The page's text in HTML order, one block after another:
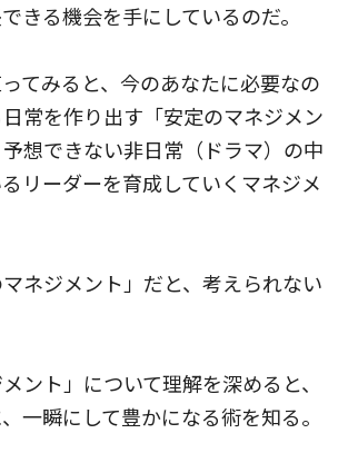
きる機会を手にしているのだ。
てみると、今のあなたに必要なの
常を作り出す「安定のマネジメン
想できない非日常（ドラマ）の中
リーダーを育成していくマネジメ
ネジメント」だと、考えられない
ント」について理解を深めると、
一瞬にして豊かになる術を知る。